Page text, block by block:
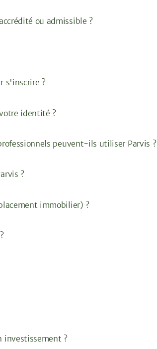
ou admissible ?
s'inscrire ?
identité ?
peuvent-ils utiliser Parvis ?
?
immobilier) ?
investissement ?